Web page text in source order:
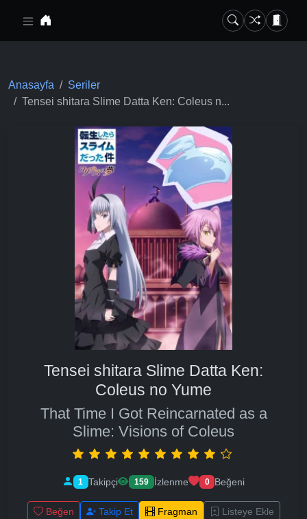
Anasayfa
Seriler
Tensei shitara Slime Datta Ken: Coleus n...
Tensei shitara Slime Datta Ken:
Coleus no Yume
That Time I Got Reincarnated as a
Slime: Visions of Coleus
1 Takipçi 159 İzlenme 0 Beğeni
Beğen Takip Et Fragman Listeye Ekle